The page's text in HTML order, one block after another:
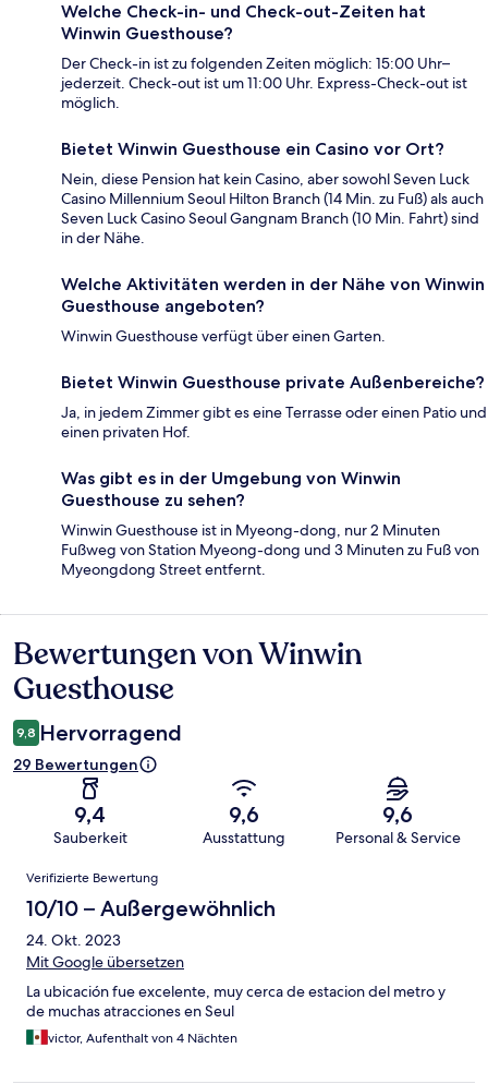
Welche Check-in- und Check-out-Zeiten hat
Winwin Guesthouse?
Der Check-in ist zu folgenden Zeiten möglich: 15:00 Uhr–
jederzeit. Check-out ist um 11:00 Uhr. Express-Check-out ist
möglich.
Bietet Winwin Guesthouse ein Casino vor Ort?
Nein, diese Pension hat kein Casino, aber sowohl Seven Luck
Casino Millennium Seoul Hilton Branch (14 Min. zu Fuß) als auch
Seven Luck Casino Seoul Gangnam Branch (10 Min. Fahrt) sind
in der Nähe.
Welche Aktivitäten werden in der Nähe von Winwin
Guesthouse angeboten?
Winwin Guesthouse verfügt über einen Garten.
Bietet Winwin Guesthouse private Außenbereiche?
Ja, in jedem Zimmer gibt es eine Terrasse oder einen Patio und
einen privaten Hof.
Was gibt es in der Umgebung von Winwin
Guesthouse zu sehen?
Winwin Guesthouse ist in Myeong-dong, nur 2 Minuten
Fußweg von Station Myeong-dong und 3 Minuten zu Fuß von
Myeongdong Street entfernt.
Bewertungen
Bewertungen von Winwin
Guesthouse
9,8 Hervorragend
29 Bewertungen
9,4
Sauberkeit
9,6
Ausstattung
9,6
Personal & Service
Bewertungen
Verifizierte Bewertung
10/10 – Außergewöhnlich
24. Okt. 2023
Mit Google übersetzen
La ubicación fue excelente, muy cerca de estacion del metro y
de muchas atracciones en Seul
victor, Aufenthalt von 4 Nächten